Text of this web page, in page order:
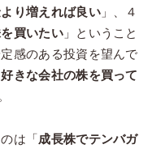
り増えれば良い」、４
買いたい」ということ
感のある投資を望んで
好きな会社の株を買って
は「成長株でテンバガ